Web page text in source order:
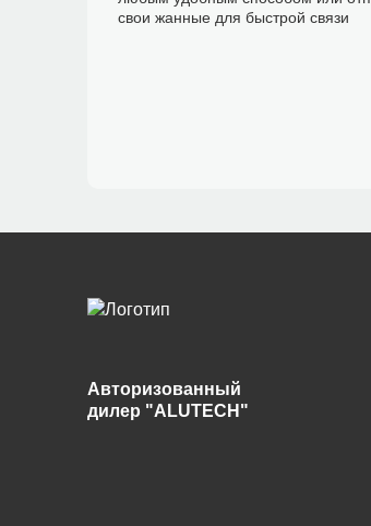
свои жанные для быстрой связи
Авторизованный
дилер "ALUTECH"